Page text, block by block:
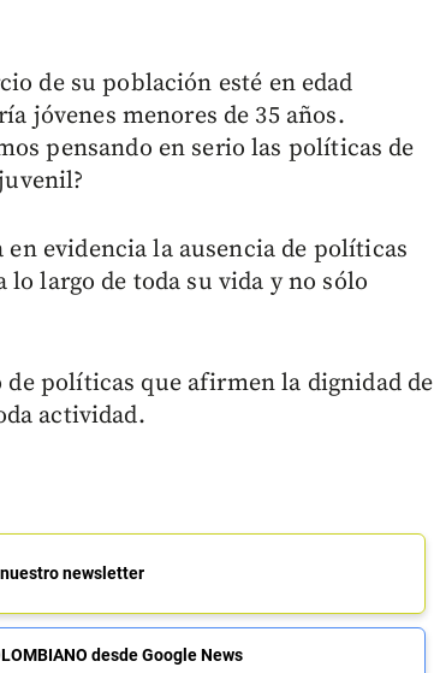
de su población esté en edad
jóvenes menores de 35 años.
pensando en serio las políticas de
evidencia la ausencia de políticas
largo de toda su vida y no sólo
políticas que afirmen la dignidad de
actividad.
newsletter
desde Google News